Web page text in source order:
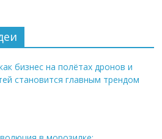
бизнес на полётах дронов и
становится главным трендом